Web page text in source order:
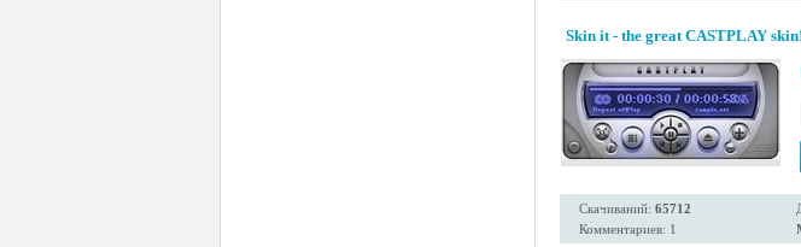
Skin it - the great CASTPLAY skin!
Скачиваний: 65712
Комментариев: 1